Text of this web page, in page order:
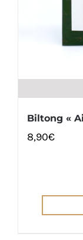
Biltong «
8,90€